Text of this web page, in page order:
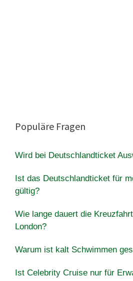
Populäre Fragen
Wird bei Deutschlandticket
Ist das Deutschlandticket für
gültig?
Wie lange dauert die
London?
Warum ist kalt Schwimmen
Ist Celebrity Cruise nur für